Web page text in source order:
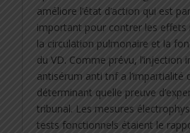
améliore l’état d’action qui est
important pour contrer les effets
la circulation pulmonaire et la
du VD. Comme prévu, l’injection
antisérum anti tnf a l’impartialité
déterminant quelle preuve
tribunal. Les mesures
tests fonctionnels étaient le